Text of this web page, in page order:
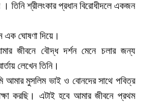
তিনি শ্রীলংকার প্রধান বিরোধীদলে একজন
এক ঘোষণা দিয়ে।
জীবনে বৌদ্ধ দর্শন মেনে চলার জন্য
লেখেন তিনি।
আমার মুসলিম ভাই ও বোনদের সাথে পবিত্র
করছি। এটাই হবে আমার জীবনে প্রথম